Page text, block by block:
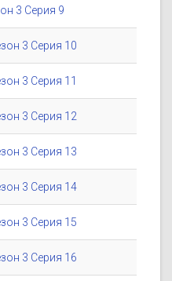
3 Серия 9
3 Серия 10
3 Серия 11
3 Серия 12
3 Серия 13
3 Серия 14
3 Серия 15
3 Серия 16